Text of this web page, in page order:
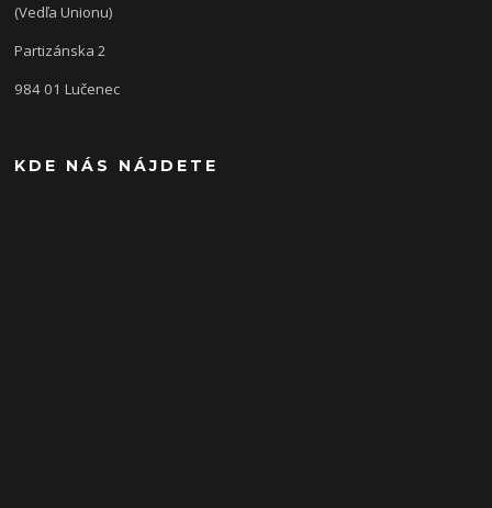
(Vedľa Unionu)
Partizánska 2
984 01 Lučenec
KDE NÁS NÁJDETE